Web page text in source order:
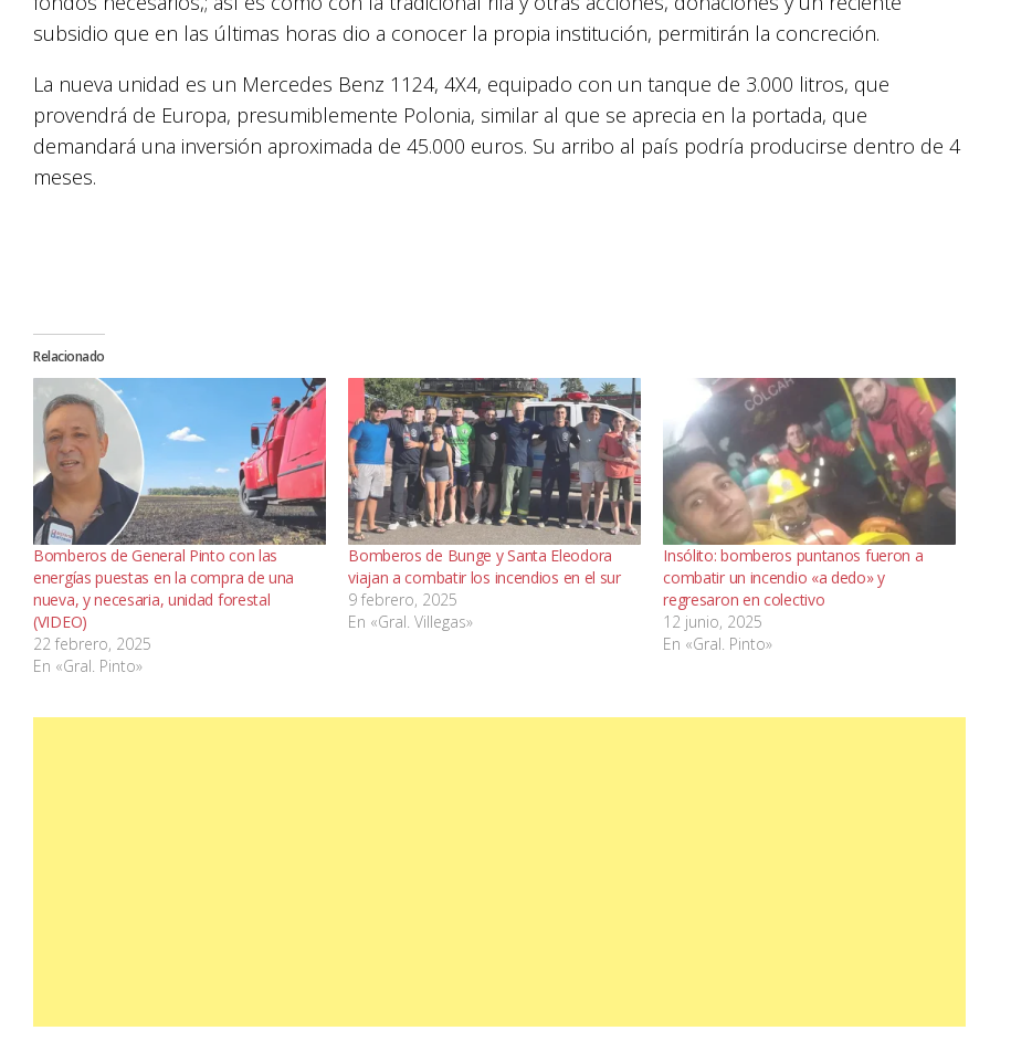
subsidio que en las últimas horas dio a conocer la propia institución, permitirán la concreción.
La nueva unidad es un Mercedes Benz 1124, 4X4, equipado con un tanque de 3.000 litros, que
provendrá de Europa, presumiblemente Polonia, similar al que se aprecia en la portada, que
demandará una inversión aproximada de 45.000 euros. Su arribo al país podría producirse dentro de 4
meses.
Relacionado
Bomberos de General Pinto con las
energías puestas en la compra de una
nueva, y necesaria, unidad forestal
(VIDEO)
22 febrero, 2025
En «Gral. Pinto»
Bomberos de Bunge y Santa Eleodora
viajan a combatir los incendios en el sur
9 febrero, 2025
En «Gral. Villegas»
Insólito: bomberos puntanos fueron a
combatir un incendio «a dedo» y
regresaron en colectivo
12 junio, 2025
En «Gral. Pinto»